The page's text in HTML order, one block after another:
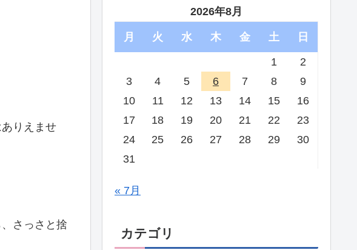
りえませ
さっさと捨
2026年8月
月 火 水 木 金 土 日
1
2
3
4 5 6 7 8
9
10
11 12 13 14 15
16
17
18 19 20 21 22
23
24
25 26 27 28 29
30
31
« 7月
カテゴリ